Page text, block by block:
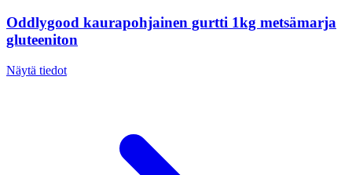
Oddlygood kaurapohjainen gurtti 1kg metsämarja
gluteeniton
Näytä tiedot